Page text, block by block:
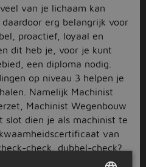
van je lichaam kan
erg belangrijk voor
proactief, loyaal en
dit heb je, voor je kunt
een diploma nodig.
op niveau 3 helpen je
Namelijk Machinist
Machinist Wegenbouw
slot dien je als machinist te
van
check, dubbel-check?